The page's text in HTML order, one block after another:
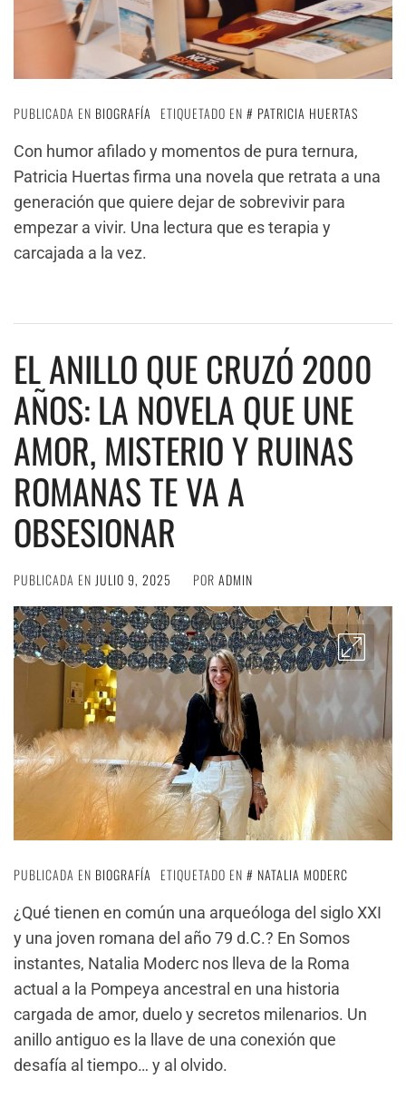
PUBLICADA EN BIOGRAFÍA ETIQUETADO EN
PATRICIA HUERTAS
Con humor afilado y momentos de pura ternura,
Patricia Huertas firma una novela que retrata a una
generación que quiere dejar de sobrevivir para
empezar a vivir. Una lectura que es terapia y
carcajada a la vez.
EL ANILLO QUE CRUZÓ 2000
AÑOS: LA NOVELA QUE UNE
AMOR, MISTERIO Y RUINAS
ROMANAS TE VA A
OBSESIONAR
PUBLICADA EN JULIO 9, 2025 POR ADMIN
PUBLICADA EN BIOGRAFÍA ETIQUETADO EN
NATALIA MODERC
¿Qué tienen en común una arqueóloga del siglo XXI
y una joven romana del año 79 d.C.? En Somos
instantes, Natalia Moderc nos lleva de la Roma
actual a la Pompeya ancestral en una historia
cargada de amor, duelo y secretos milenarios. Un
anillo antiguo es la llave de una conexión que
desafía al tiempo… y al olvido.